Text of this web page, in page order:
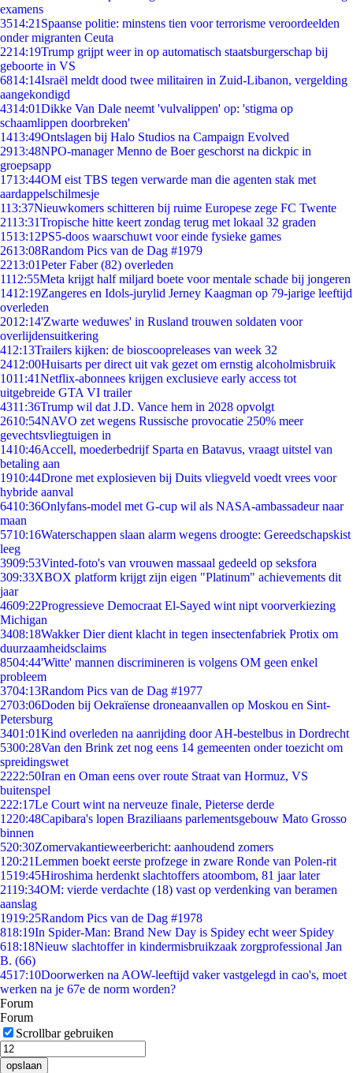
examens
3514:21 Spaanse politie: minstens tien voor terrorisme veroordeelden
onder migranten Ceuta
2214:19Trump grijpt weer in op automatisch staatsburgerschap bij
geboorte in VS
6814:14Israël meldt dood twee militairen in Zuid-Libanon, vergelding
aangekondigd
4314:01Dikke Van Dale neemt 'vulvalippen' op: 'stigma op
schaamlippen doorbreken'
1413:49Ontslagen bij Halo Studios na Campaign Evolved
2913:48NPO-manager Menno de Boer geschorst na dickpic in
groepsapp
1713:44OM eist TBS tegen verwarde man die agenten stak met
aardappelschilmesje
113:37Nieuwkomers schitteren bij ruime Europese zege FC Twente
2113:31Tropische hitte keert zondag terug met lokaal 32 graden
1513:12PS5-doos waarschuwt voor einde fysieke games
2613:08Random Pics van de Dag #1979
2213:01Peter Faber (82) overleden
1112:55Meta krijgt half miljard boete voor mentale schade bij jongeren
1412:19Zangeres en Idols-jurylid Jerney Kaagman op 79-jarige leeftijd
overleden
2012:14'Zwarte weduwes' in Rusland trouwen soldaten voor
overlijdensuitkering
412:13Trailers kijken: de bioscoopreleases van week 32
2412:00Huisarts per direct uit vak gezet om ernstig alcoholmisbruik
1011:41Netflix-abonnees krijgen exclusieve early access tot
uitgebreide GTA VI trailer
4311:36Trump wil dat J.D. Vance hem in 2028 opvolgt
2610:54NAVO zet wegens Russische provocatie 250% meer
gevechtsvliegtuigen in
1410:46Accell, moederbedrijf Sparta en Batavus, vraagt uitstel van
betaling aan
1910:44Drone met explosieven bij Duits vliegveld voedt vrees voor
hybride aanval
6410:36Onlyfans-model met G-cup wil als NASA-ambassadeur naar
maan
5710:16Waterschappen slaan alarm wegens droogte: Gereedschapskist
leeg
3909:53Vinted-foto's van vrouwen massaal gedeeld op seksfora
309:33XBOX platform krijgt zijn eigen "Platinum" achievements dit
jaar
4609:22Progressieve Democraat El-Sayed wint nipt voorverkiezing
Michigan
3408:18Wakker Dier dient klacht in tegen insectenfabriek Protix om
duurzaamheidsclaims
8504:44'Witte' mannen discrimineren is volgens OM geen enkel
probleem
3704:13Random Pics van de Dag #1977
2703:06Doden bij Oekraïense droneaanvallen op Moskou en Sint-
Petersburg
3401:01Kind overleden na aanrijding door AH-bestelbus in Dordrecht
5300:28Van den Brink zet nog eens 14 gemeenten onder toezicht om
spreidingswet
2222:50Iran en Oman eens over route Straat van Hormuz, VS
buitenspel
222:17Le Court wint na nerveuze finale, Pieterse derde
1220:48Capibara's lopen Braziliaans parlementsgebouw Mato Grosso
binnen
520:30Zomervakantieweerbericht: aanhoudend zomers
1 20:21Lemmen boekt eerste profzege in zware Ronde van Polen-rit
1519:45Hiroshima herdenkt slachtoffers atoombom, 81 jaar later
2119:34OM: vierde verdachte (18) vast op verdenking van beramen
aanslag
1919:25Random Pics van de Dag #1978
818:19In Spider-Man: Brand New Day is Spidey echt weer Spidey
618:18Nieuw slachtoffer in kindermisbruikzaak zorgprofessional Jan
B. (66)
4517:10Doorwerken na AOW-leeftijd vaker vastgelegd in cao's, moet
werken na je 67e de norm worden?
Forum
Forum
Scrollbar gebruiken
opslaan